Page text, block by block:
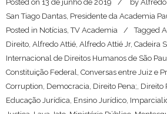
Posted on 13 de junho de 2019 by Alfredo
San Tiago Dantas, Presidente da Academia
Posted in Notícias,TV Academia Tagged
Direito, Alfredo Attié, Alfredo Attié Jr, Cadeira
Internacional de Direitos Humanos de São
Constituição Federal, Conversas entre Juiz e
Corruption, Democracia, Direito Pena;, Direito
Educação Jurídica, Ensino Jurídico,